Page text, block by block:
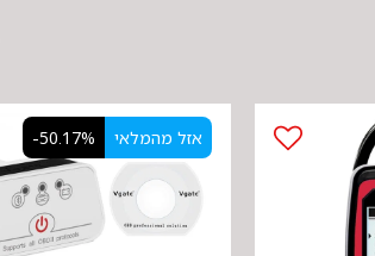
אזל מהמלאי -50.17%